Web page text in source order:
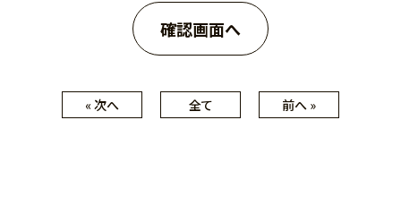
« 次へ 全て 前へ »